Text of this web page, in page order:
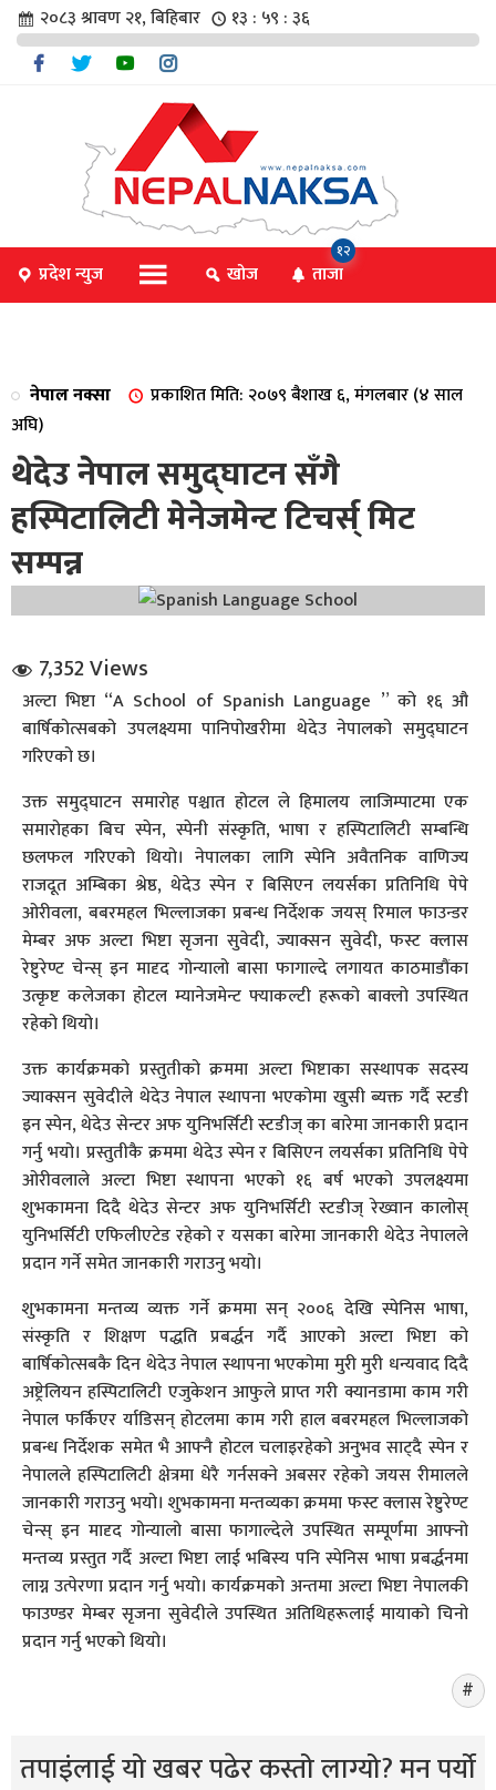
संवाद
२०८३ श्रावण २१, बिहिबार १३ : ५९ : ३६
प्रदेश न्युज खोज ताजा
१२
नेपाल नक्सा
प्रकाशित मिति: २०७९ बैशाख ६, मंगलबार (४ साल
अघि)
थेदेउ नेपाल समुद्घाटन सँगै
हस्पिटालिटी मेनेजमेन्ट टिचर्स् मिट
सम्पन्न
7,352 Views
अल्टा भिष्टा “A School of Spanish Language ” को १६ औ
बार्षिकोत्सबको उपलक्ष्यमा पानिपोखरीमा थेदेउ नेपालको समुद्घाटन
गरिएको छ।
उक्त समुद्घाटन समारोह पश्चात होटल ले हिमालय लाजिम्पाटमा एक
समारोहका बिच स्पेन, स्पेनी संस्कृति, भाषा र हस्पिटालिटी सम्बन्धि
छलफल गरिएको थियो। नेपालका लागि स्पेनि अवैतनिक वाणिज्य
राजदूत अम्बिका श्रेष्ठ, थेदेउ स्पेन र बिसिएन लयर्सका प्रतिनिधि पेपे
ओरीवला, बबरमहल भिल्लाजका प्रबन्ध निर्देशक जयस् रिमाल फाउन्डर
मेम्बर अफ अल्टा भिष्टा सृजना सुवेदी, ज्याक्सन सुवेदी, फस्ट क्लास
रेष्टुरेण्ट चेन्स् इन मादृद गोन्यालो बासा फागाल्दे लगायत काठमाडौंका
उत्कृष्ट कलेजका होटल म्यानेजमेन्ट फ्याकल्टी हरूको बाक्लो उपस्थित
रहेको थियो।
उक्त कार्यक्रमको प्रस्तुतीको क्रममा अल्टा भिष्टाका सस्थापक सदस्य
ज्याक्सन सुवेदीले थेदेउ नेपाल स्थापना भएकोमा खुसी ब्यक्त गर्दै स्टडी
इन स्पेन, थेदेउ सेन्टर अफ युनिभर्सिटी स्टडीज् का बारेमा जानकारी प्रदान
गर्नु भयो। प्रस्तुतीकै क्रममा थेदेउ स्पेन र बिसिएन लयर्सका प्रतिनिधि पेपे
ओरीवलाले अल्टा भिष्टा स्थापना भएको १६ बर्ष भएको उपलक्ष्यमा
शुभकामना दिदै थेदेउ सेन्टर अफ युनिभर्सिटी स्टडीज् रेख्वान कालोस्
युनिभर्सिटी एफिलीएटेड रहेको र यसका बारेमा जानकारी थेदेउ नेपालले
प्रदान गर्ने समेत जानकारी गराउनु भयो।
शुभकामना मन्तव्य व्यक्त गर्ने क्रममा सन् २००६ देखि स्पेनिस भाषा,
संस्कृति र शिक्षण पद्धति प्रबर्द्धन गर्दै आएको अल्टा भिष्टा को
बार्षिकोत्सबकै दिन थेदेउ नेपाल स्थापना भएकोमा मुरी मुरी धन्यवाद दिदै
अष्ट्रेलियन हस्पिटालिटी एजुकेशन आफुले प्राप्त गरी क्यानडामा काम गरी
नेपाल फर्किएर र्याडिसन् होटलमा काम गरी हाल बबरमहल भिल्लाजको
प्रबन्ध निर्देशक समेत भै आफ्नै होटल चलाइरहेको अनुभव साट्दै स्पेन र
नेपालले हस्पिटालिटी क्षेत्रमा धेरै गर्नसक्ने अबसर रहेको जयस रीमालले
जानकारी गराउनु भयो। शुभकामना मन्तव्यका क्रममा फस्ट क्लास रेष्टुरेण्ट
चेन्स् इन मादृद गोन्यालो बासा फागाल्देले उपस्थित सम्पूर्णमा आफ्नो
मन्तव्य प्रस्तुत गर्दै अल्टा भिष्टा लाई भबिस्य पनि स्पेनिस भाषा प्रबर्द्धनमा
लाग्न उत्पेरणा प्रदान गर्नु भयो। कार्यक्रमको अन्तमा अल्टा भिष्टा नेपालकी
फाउण्डर मेम्बर सृजना सुवेदीले उपस्थित अतिथिहरूलाई मायाको चिनो
प्रदान गर्नु भएको थियो।
तपाइंलाई यो खबर पढेर कस्तो लाग्यो? मन पर्यो